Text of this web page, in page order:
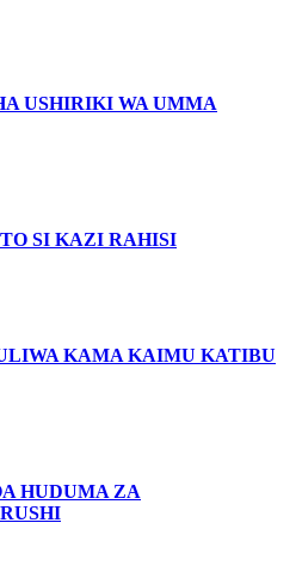
USHIRIKI WA UMMA
SI KAZI RAHISI
KAMA KAIMU KATIBU
HUDUMA ZA